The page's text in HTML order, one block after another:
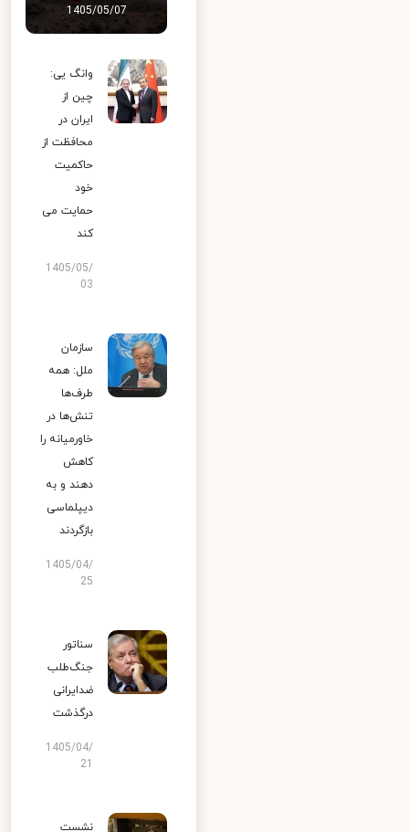
1405/05/07
وانگ یی:
چین از
ایران در
محافظت از
حاکمیت
خود
حمایت می
کند
1405/05/
03
سازمان
ملل: همه
طرف‌ها
تنش‌ها در
خاورمیانه را
کاهش
دهند و به
دیپلماسی
بازگردند
1405/04/
25
سناتور
جنگ‌طلب
ضدایرانی
درگذشت
1405/04/
نشست